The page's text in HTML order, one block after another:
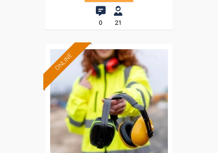
0 21
ONLINE
Formación 100%
subvencionada.
Para desempleados,
trabajadores y autónomos.
Sector
-Construcción e industrias
Extractivas.